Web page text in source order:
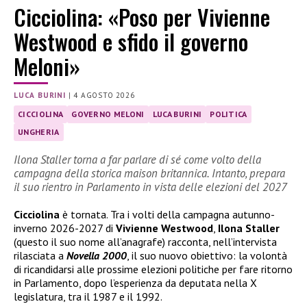
Cicciolina: «Poso per Vivienne
Westwood e sfido il governo
Meloni»
LUCA BURINI |4 AGOSTO 2026
CICCIOLINA GOVERNO MELONI LUCA BURINI
POLITICA
UNGHERIA
Ilona Staller torna a far parlare di sé come volto della
campagna della storica maison britannica. Intanto, prepara
il suo rientro in Parlamento in vista delle elezioni del 2027
Cicciolina è tornata. Tra i volti della campagna autunno-
inverno 2026-2027 di Vivienne Westwood Ilona Staller
(questo il suo nome all’anagrafe) racconta, nell’intervista
rilasciata a Novella 2000 , il suo nuovo obiettivo: la volontà
di ricandidarsi alle prossime elezioni politiche per fare ritorno
in Parlamento, dopo l’esperienza da deputata nella X
legislatura, tra il 1987 e il 1992.